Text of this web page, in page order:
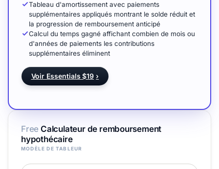
Free Calculateur de remboursement
hypothécaire
MODÈLE DE TABLEUR
Tableau d'amortissement avec paiements
supplémentaires appliqués montrant le solde réduit et
la progression de remboursement anticipé
Calcul du temps gagné affichant combien de mois ou
d'années de paiements les contributions
supplémentaires éliminent
Voir Essentials $19 ›